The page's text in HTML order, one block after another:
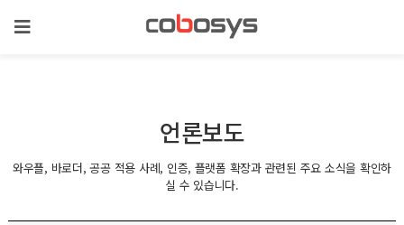
언론보도
와우플, 바로더, 공공 적용 사례, 인증, 플랫폼 확장과 관련된 주요 소식을 확인하
실 수 있습니다.